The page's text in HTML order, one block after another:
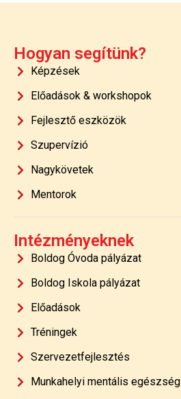
Hogyan segítünk?
Képzések
Előadások & workshopok
Fejlesztő eszközök
Szupervízió
Nagykövetek
Mentorok
Intézményeknek
Boldog Óvoda pályázat
Boldog Iskola pályázat
Előadások
Tréningek
Szervezetfejlesztés
Munkahelyi mentális egészség